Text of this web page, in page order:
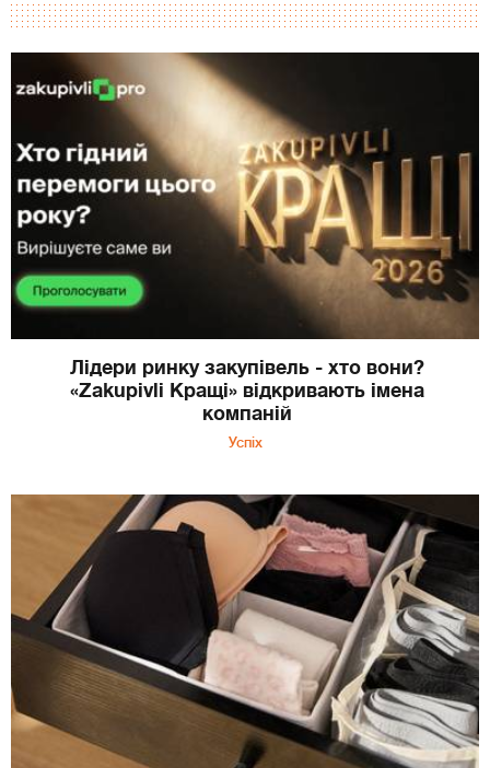
Лідери ринку закупівель - хто вони?
«Zakupivli Кращі» відкривають імена
компаній
Успіх